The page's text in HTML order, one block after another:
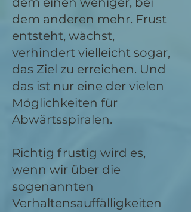
dem anderen mehr. Frust
entsteht, wächst,
verhindert vielleicht sogar,
das Ziel zu erreichen. Und
das ist nur eine der vielen
Möglichkeiten für
Abwärtsspiralen.
Richtig frustig wird es,
wenn wir über die
sogenannten
Verhaltensauffälligkeiten